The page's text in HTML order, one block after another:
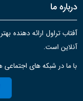
درباره ما
آفتاب تراول ارائه دهنده
آنلاین است.
با ما در شبکه های اجتماعی